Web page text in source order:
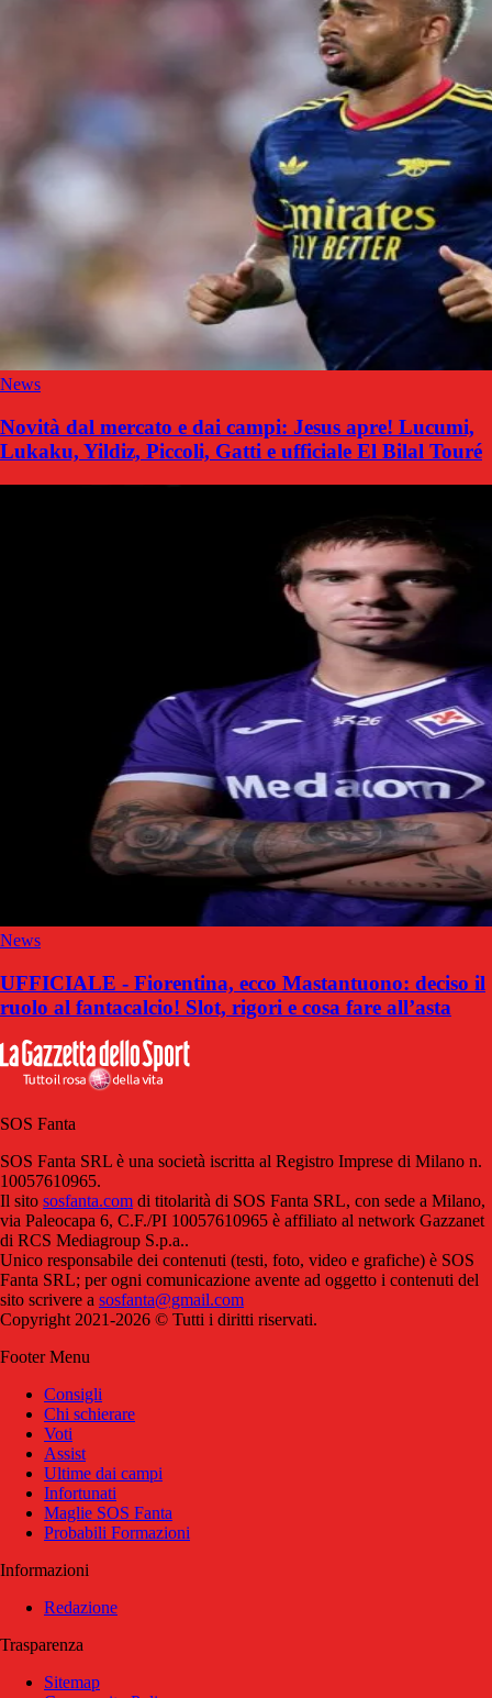
News
Novità dal mercato e dai campi: Jesus apre! Lucumi,
Lukaku, Yildiz, Piccoli, Gatti e ufficiale El Bilal Touré
News
UFFICIALE - Fiorentina, ecco Mastantuono: deciso il
ruolo al fantacalcio! Slot, rigori e cosa fare all’asta
SOS Fanta
SOS Fanta SRL è una società iscritta al Registro Imprese di Milano n.
10057610965.
Il sito sosfanta.com di titolarità di SOS Fanta SRL, con sede a Milano,
via Paleocapa 6, C.F./PI 10057610965 è affiliato al network Gazzanet
di RCS Mediagroup S.p.a..
Unico responsabile dei contenuti (testi, foto, video e grafiche) è SOS
Fanta SRL; per ogni comunicazione avente ad oggetto i contenuti del
sito scrivere a sosfanta@gmail.com
Copyright 2021-2026 © Tutti i diritti riservati.
Footer Menu
Consigli
Chi schierare
Voti
Assist
Ultime dai campi
Infortunati
Maglie SOS Fanta
Probabili Formazioni
Informazioni
Redazione
Trasparenza
Sitemap